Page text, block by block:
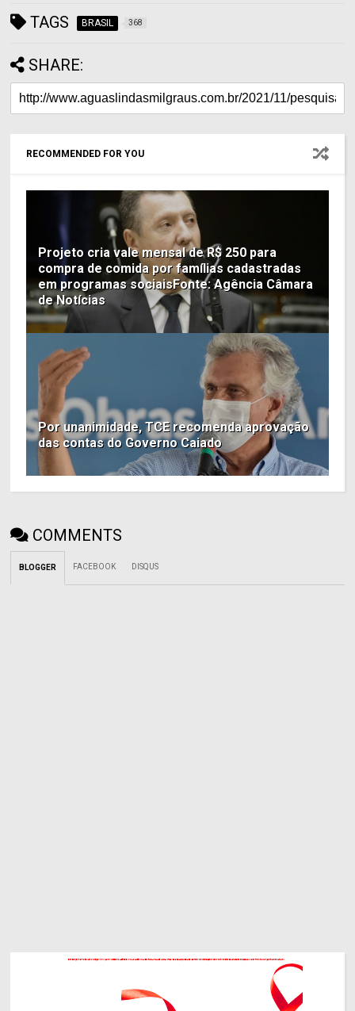
TAGS BRASIL 368
SHARE:
RECOMMENDED FOR YOU
Projeto cria vale mensal de R$ 250 para
compra de comida por famílias cadastradas
em programas sociaisFonte: Agência Câmara
de Notícias
Por unanimidade, TCE recomenda aprovação
das contas do Governo Caiado
COMMENTS
BLOGGER FACEBOOK DISQUS